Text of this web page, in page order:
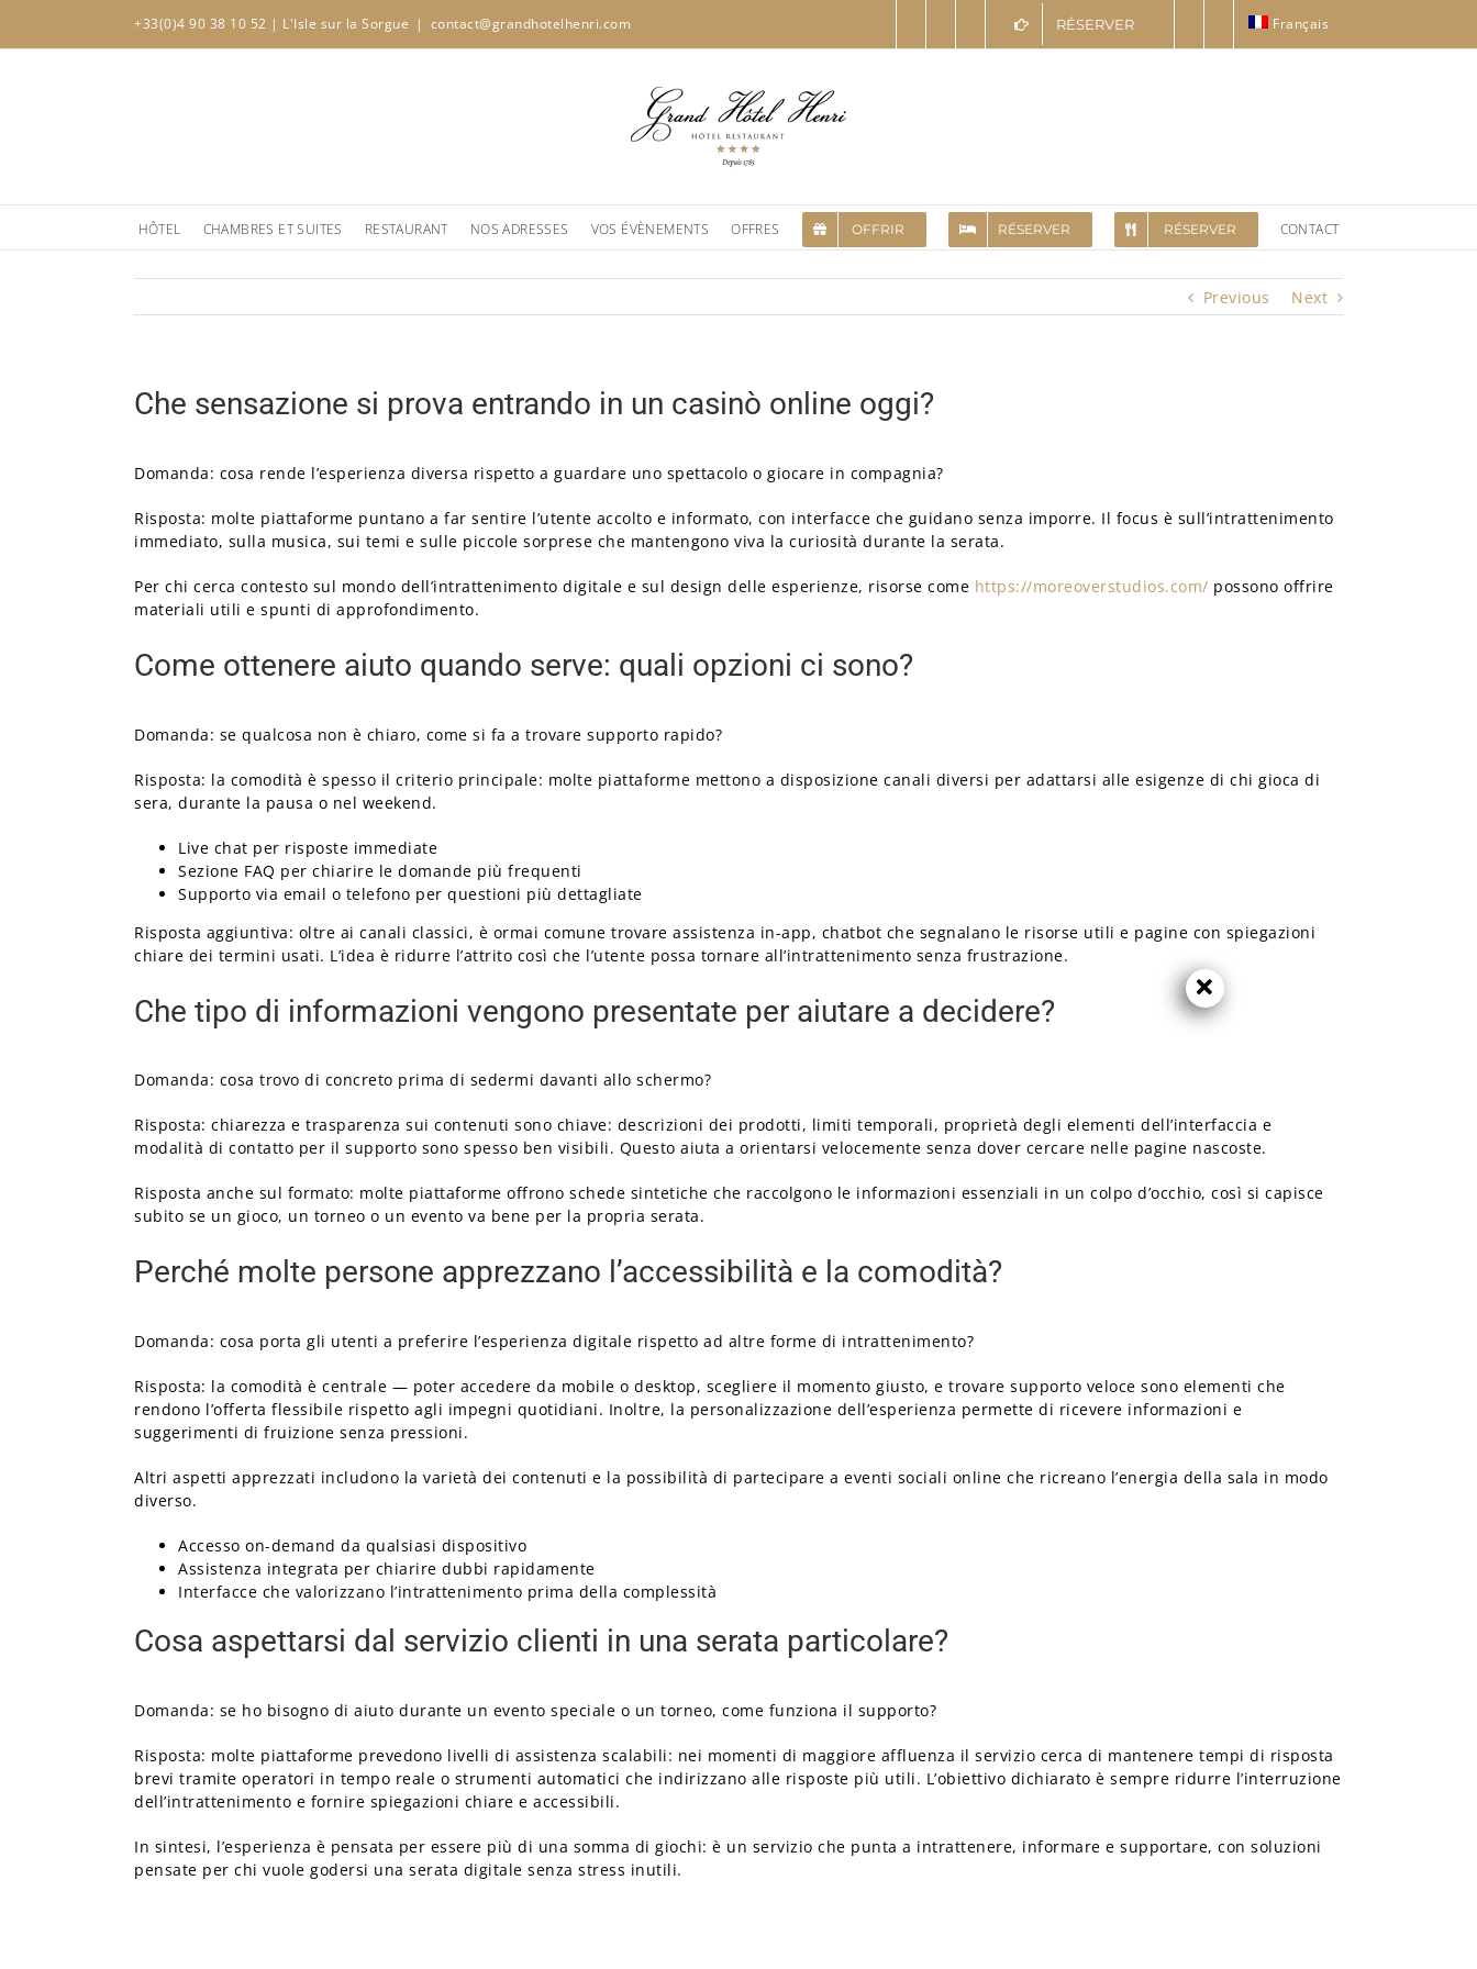
content
+33(0)4 90 38 10 52 | L'Isle sur la Sorgue | contact@grandhotelhenri.com RÉSERVER Français
HÔTEL CHAMBRES ET SUITES RESTAURANT NOS ADRESSES VOS ÉVÈNEMENTS OFFRES OFFRIR RÉSERVER RÉSERVER CONTACT
Previous Next
Che sensazione si prova entrando in un casinò online oggi?
Domanda: cosa rende l’esperienza diversa rispetto a guardare uno spettacolo o giocare in compagnia?
Risposta: molte piattaforme puntano a far sentire l’utente accolto e informato, con interfacce che guidano senza imporre. Il focus è sull’intrattenimento
immediato, sulla musica, sui temi e sulle piccole sorprese che mantengono viva la curiosità durante la serata.
Per chi cerca contesto sul mondo dell’intrattenimento digitale e sul design delle esperienze, risorse come https://moreoverstudios.com/ possono offrire
materiali utili e spunti di approfondimento.
Come ottenere aiuto quando serve: quali opzioni ci sono?
Domanda: se qualcosa non è chiaro, come si fa a trovare supporto rapido?
Risposta: la comodità è spesso il criterio principale: molte piattaforme mettono a disposizione canali diversi per adattarsi alle esigenze di chi gioca di
sera, durante la pausa o nel weekend.
Live chat per risposte immediate
Sezione FAQ per chiarire le domande più frequenti
Supporto via email o telefono per questioni più dettagliate
Risposta aggiuntiva: oltre ai canali classici, è ormai comune trovare assistenza in-app, chatbot che segnalano le risorse utili e pagine con spiegazioni
chiare dei termini usati. L’idea è ridurre l’attrito così che l’utente possa tornare all’intrattenimento senza frustrazione.
Che tipo di informazioni vengono presentate per aiutare a decidere?
Domanda: cosa trovo di concreto prima di sedermi davanti allo schermo?
Risposta: chiarezza e trasparenza sui contenuti sono chiave: descrizioni dei prodotti, limiti temporali, proprietà degli elementi dell’interfaccia e
modalità di contatto per il supporto sono spesso ben visibili. Questo aiuta a orientarsi velocemente senza dover cercare nelle pagine nascoste.
Risposta anche sul formato: molte piattaforme offrono schede sintetiche che raccolgono le informazioni essenziali in un colpo d’occhio, così si capisce
subito se un gioco, un torneo o un evento va bene per la propria serata.
Perché molte persone apprezzano l’accessibilità e la comodità?
Domanda: cosa porta gli utenti a preferire l’esperienza digitale rispetto ad altre forme di intrattenimento?
Risposta: la comodità è centrale — poter accedere da mobile o desktop, scegliere il momento giusto, e trovare supporto veloce sono elementi che
rendono l’offerta flessibile rispetto agli impegni quotidiani. Inoltre, la personalizzazione dell’esperienza permette di ricevere informazioni e
suggerimenti di fruizione senza pressioni.
Altri aspetti apprezzati includono la varietà dei contenuti e la possibilità di partecipare a eventi sociali online che ricreano l’energia della sala in modo
diverso.
Accesso on-demand da qualsiasi dispositivo
Assistenza integrata per chiarire dubbi rapidamente
Interfacce che valorizzano l’intrattenimento prima della complessità
Cosa aspettarsi dal servizio clienti in una serata particolare?
Domanda: se ho bisogno di aiuto durante un evento speciale o un torneo, come funziona il supporto?
Risposta: molte piattaforme prevedono livelli di assistenza scalabili: nei momenti di maggiore affluenza il servizio cerca di mantenere tempi di risposta
brevi tramite operatori in tempo reale o strumenti automatici che indirizzano alle risposte più utili. L’obiettivo dichiarato è sempre ridurre l’interruzione
dell’intrattenimento e fornire spiegazioni chiare e accessibili.
In sintesi, l’esperienza è pensata per essere più di una somma di giochi: è un servizio che punta a intrattenere, informare e supportare, con soluzioni
pensate per chi vuole godersi una serata digitale senza stress inutili.